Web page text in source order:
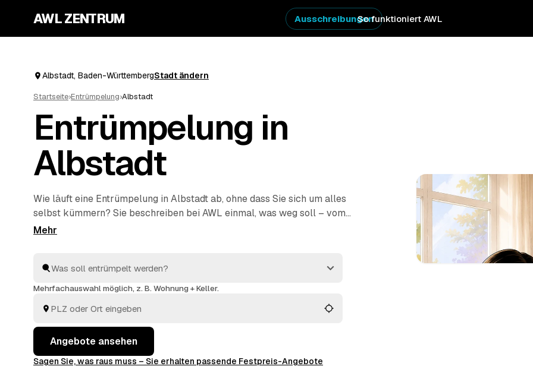
AWL ZENTRUM So funktioniert AWL
Ausschreibungen
Albstadt, Baden-WürttembergStadt ändern
Startseite›Entrümpelung›Albstadt
Entrümpelung in
Albstadt
Wie läuft eine Entrümpelung in Albstadt ab, ohne dass Sie sich um alles
selbst kümmern? Sie beschreiben bei AWL einmal, was weg soll – vom
einzelnen Keller bis zur kompletten
ausräumen, abtransportieren, fachgerecht entsorgen.
Mehrfachauswahl möglich, z. B. Wohnung + Keller.
Angebote ansehen
Sagen Sie, was raus muss – Sie erhalten passende Festpreis-Angebote